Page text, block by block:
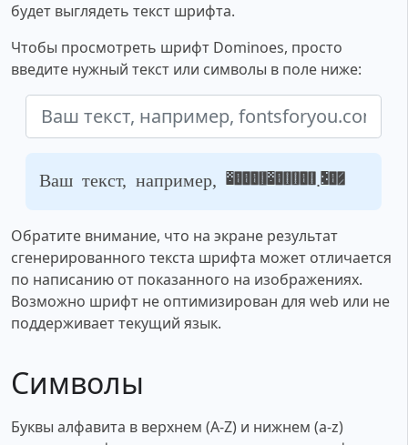
будет выглядеть текст шрифта.
Чтобы просмотреть шрифт Dominoes, просто
введите нужный текст или символы в поле ниже:
Ваш текст, например, fontsforyou.com
Обратите внимание, что на экране результат
сгенерированного текста шрифта может отличается
по написанию от показанного на изображениях.
Возможно шрифт не оптимизирован для web или не
поддерживает текущий язык.
Символы
Буквы алфавита в верхнем (A-Z) и нижнем (a-z)